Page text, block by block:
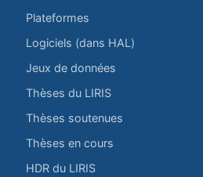
Plateformes
Logiciels (dans HAL)
Jeux de données
Thèses du LIRIS
Thèses soutenues
Thèses en cours
HDR du LIRIS